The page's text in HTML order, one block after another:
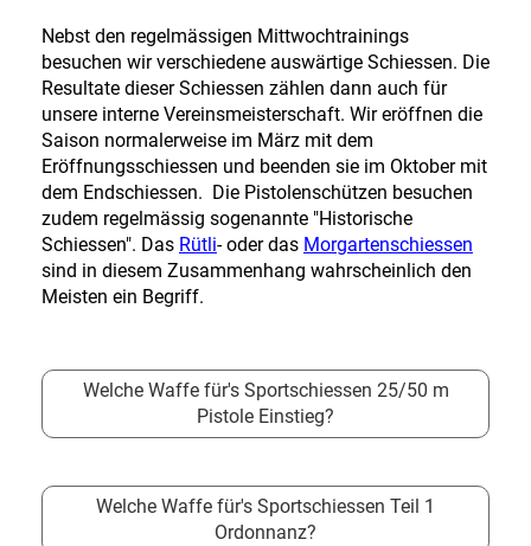
Nebst den regelmässigen Mittwochtrainings
besuchen wir verschiedene auswärtige Schiessen. Die
Resultate dieser Schiessen zählen dann auch für
unsere interne Vereinsmeisterschaft. Wir eröffnen die
Saison normalerweise im März mit dem
Eröffnungsschiessen und beenden sie im Oktober mit
dem Endschiessen. Die Pistolenschützen besuchen
zudem regelmässig sogenannte "Historische
Schiessen". Das Rütli- oder das Morgartenschiessen
sind in diesem Zusammenhang wahrscheinlich den
Meisten ein Begriff.
Welche Waffe für's Sportschiessen 25/50 m
Pistole Einstieg?
Welche Waffe für's Sportschiessen Teil 1
Ordonnanz?